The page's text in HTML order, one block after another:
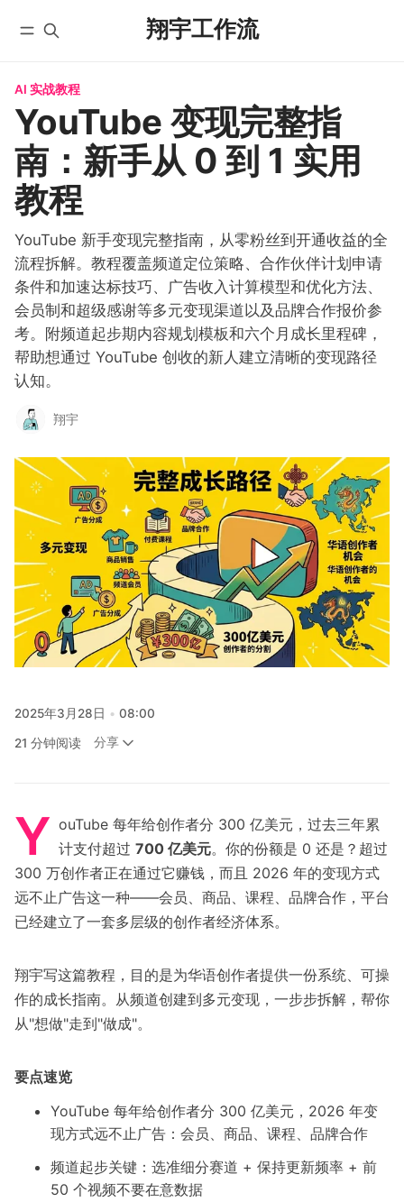
翔宇工作流
首页
自动化工作流
实战教程
入门教程
AI 编程
课程
国内版 FlowUS
国际版 BMC
分类
关于
全部文章
YouTube
微信公众号
X/Twitter
AI 实战教程
YouTube 变现完整指
南：新手从 0 到 1 实用
教程
YouTube 新手变现完整指南，从零粉丝到开通收益的全
流程拆解。教程覆盖频道定位策略、合作伙伴计划申请
条件和加速达标技巧、广告收入计算模型和优化方法、
会员制和超级感谢等多元变现渠道以及品牌合作报价参
考。附频道起步期内容规划模板和六个月成长里程碑，
帮助想通过 YouTube 创收的新人建立清晰的变现路径
认知。
翔宇
2025年3月28日 08:00
21 分钟阅读 分享
Y ouTube 每年给创作者分 300 亿美元，过去三年累
计支付超过 700 亿美元。你的份额是 0 还是？超过
300 万创作者正在通过它赚钱，而且 2026 年的变现方式
远不止广告这一种——会员、商品、课程、品牌合作，平台
已经建立了一套多层级的创作者经济体系。
翔宇写这篇教程，目的是为华语创作者提供一份系统、可操
作的成长指南。从频道创建到多元变现，一步步拆解，帮你
从"想做"走到"做成"。
要点速览
YouTube 每年给创作者分 300 亿美元，2026 年变
现方式远不止广告：会员、商品、课程、品牌合作
频道起步关键：选准细分赛道 + 保持更新频率 + 前
50 个视频不要在意数据